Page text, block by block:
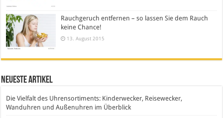
Rauchgeruch entfernen – so lassen Sie dem Rauch
keine Chance!
13. August 2015
Neueste Artikel
Die Vielfalt des Uhrensortiments: Kinderwecker, Reisewecker,
Wanduhren und Außenuhren im Überblick